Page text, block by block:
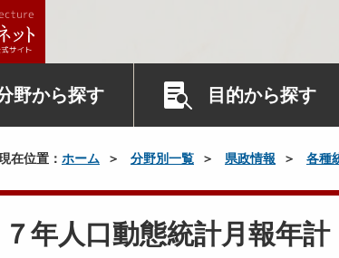
野から探す 目的から探す
在位置： ホーム 分野別一覧 県政情報 各種
年人口動態統計月報年